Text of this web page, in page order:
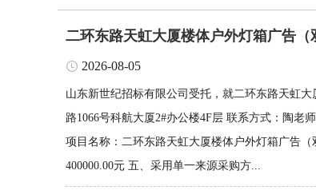
二环东路天虹大厦楼体户外灯箱广告
2026-08-05
山东新世纪招标有限公司受托，就二环东路天虹
路1066号科航大厦2#办公楼4F层 联系方式：陶老
项目名称：二环东路天虹大厦楼体户外灯箱广告
400000.00元 五、采用单一来源采购方...